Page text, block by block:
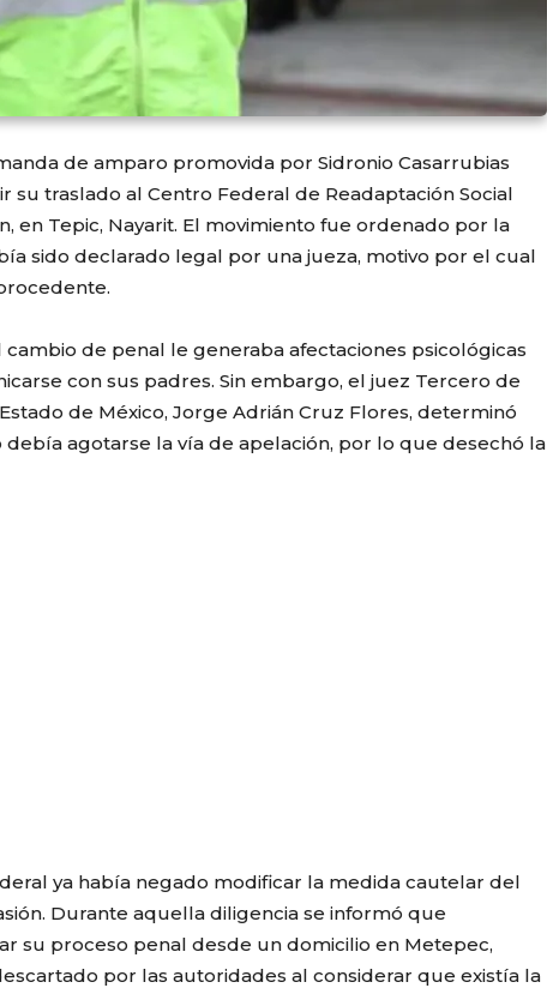
de amparo promovida por Sidronio Casarrubias
su traslado al Centro Federal de Readaptación Social
en Tepic, Nayarit. El movimiento fue ordenado por la
sido declarado legal por una jueza, motivo por el cual
de penal le generaba afectaciones psicológicas
con sus padres. Sin embargo, el juez Tercero de
de México, Jorge Adrián Cruz Flores, determinó
agotarse la vía de apelación, por lo que desechó la
ya había negado modificar la medida cautelar del
Durante aquella diligencia se informó que
su proceso penal desde un domicilio en Metepec,
por las autoridades al considerar que existía la